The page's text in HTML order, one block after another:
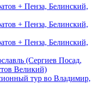
+ Пенза, Белинский,
+ Пенза, Белинский,
+ Пенза, Белинский,
(Сергиев Посад,
Великий)
тур во Владимир,